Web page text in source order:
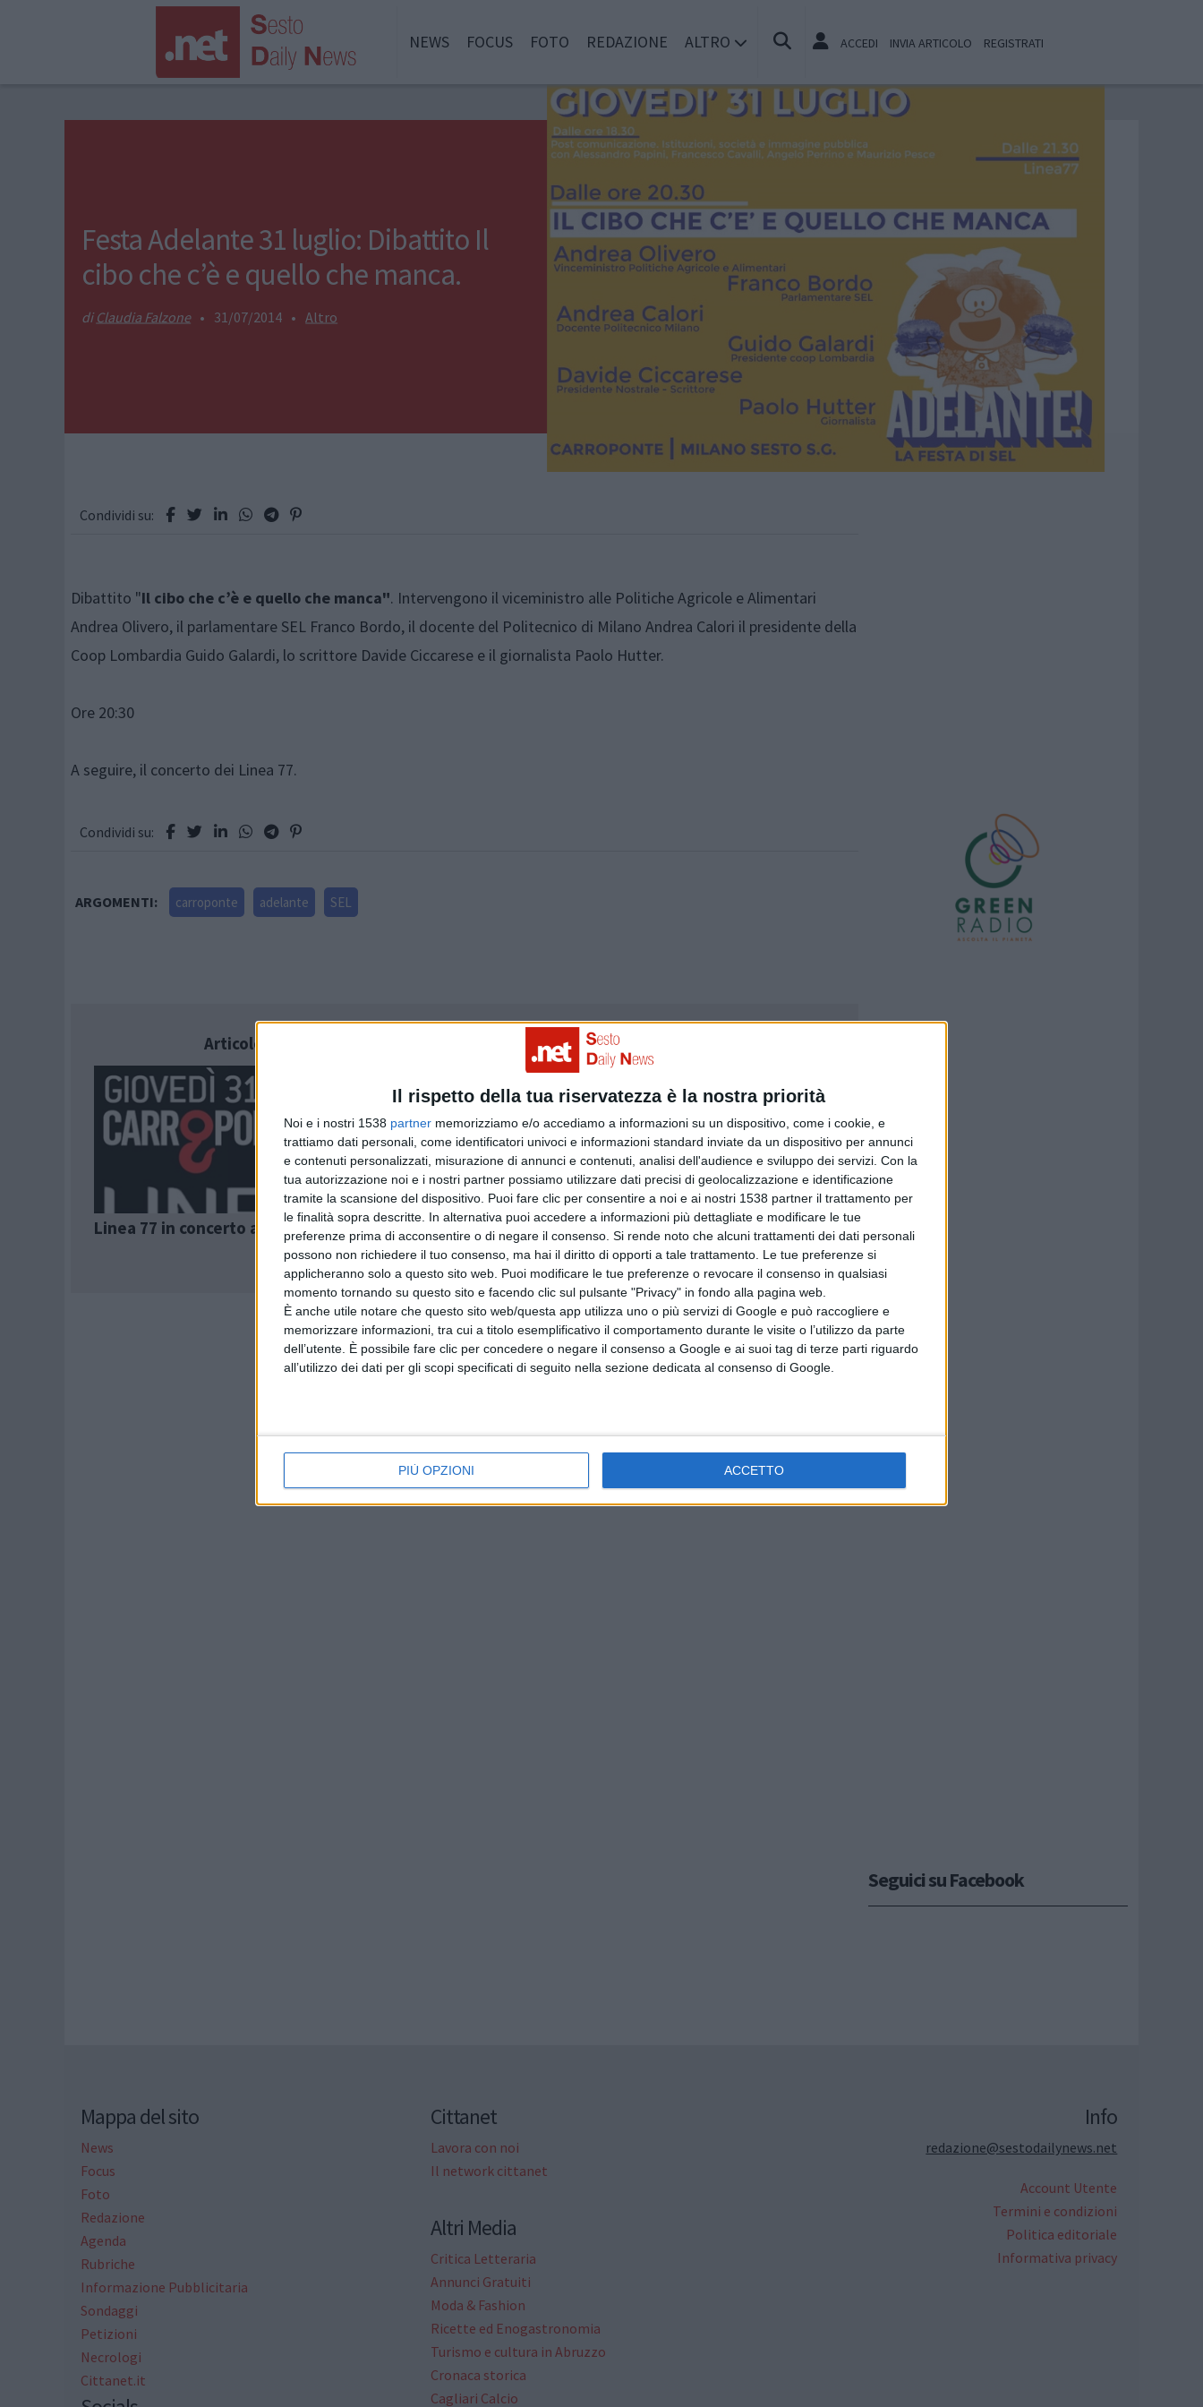
Il rispetto della tua riservatezza è la nostra priorità
Noi e i nostri 1538 partner memorizziamo e/o accediamo a informazioni su un dispositivo, come i cookie, e
trattiamo dati personali, come identificatori univoci e informazioni standard inviate da un dispositivo per annunci
e contenuti personalizzati, misurazione di annunci e contenuti, analisi dell'audience e sviluppo dei servizi. Con la
tua autorizzazione noi e i nostri partner possiamo utilizzare dati precisi di geolocalizzazione e identificazione
tramite la scansione del dispositivo. Puoi fare clic per consentire a noi e ai nostri 1538 partner il trattamento per
le finalità sopra descritte. In alternativa puoi accedere a informazioni più dettagliate e modificare le tue
preferenze prima di acconsentire o di negare il consenso. Si rende noto che alcuni trattamenti dei dati personali
possono non richiedere il tuo consenso, ma hai il diritto di opporti a tale trattamento. Le tue preferenze si
applicheranno solo a questo sito web. Puoi modificare le tue preferenze o revocare il consenso in qualsiasi
momento tornando su questo sito e facendo clic sul pulsante "Privacy" in fondo alla pagina web.
È anche utile notare che questo sito web/questa app utilizza uno o più servizi di Google e può raccogliere e
memorizzare informazioni, tra cui a titolo esemplificativo il comportamento durante le visite o l’utilizzo da parte
dell’utente. È possibile fare clic per concedere o negare il consenso a Google e ai suoi tag di terze parti riguardo
all’utilizzo dei dati per gli scopi specificati di seguito nella sezione dedicata al consenso di Google.
PIÙ OPZIONI ACCETTO
NEWS FOCUS FOTO REDAZIONE ALTRO ACCEDI INVIA ARTICOLO REGISTRATI
Festa Adelante 31 luglio: Dibattito Il
cibo che c’è e quello che manca.
Claudia Falzone • 31/07/2014 • Altro
Condividi su:
Dibattito "Il cibo che c’è e quello che manca". Intervengono il viceministro alle Politiche Agricole e Alimentari
Andrea Olivero, il parlamentare SEL Franco Bordo, il docente del Politecnico di Milano Andrea Calori il presidente della
Coop Lombardia Guido Galardi, lo scrittore Davide Ciccarese e il giornalista Paolo Hutter.
Ore 20:30
A seguire, il concerto dei Linea 77.
Condividi su:
ARGOMENTI: carroponte adelante SEL
Articolo successivo
Linea 77 in concerto al Carroponte
Articolo precedente
Festa Adelante 31 luglio: Post Comunicazione,
istruzioni, società e immagine pubblica.
Seguici su Facebook
Mappa del sito
News
Focus
Foto
Redazione
Agenda
Rubriche
Informazione Pubblicitaria
Sondaggi
Petizioni
Necrologi
Cittanet.it
Cittanet
Lavora con noi
Il network cittanet
Altri Media
Critica Letteraria
Annunci Gratuiti
Moda & Fashion
Ricette ed Enogastronomia
Turismo e cultura in Abruzzo
Cronaca storica
Cagliari Calcio
Info
redazione@sestodailynews.net
Account Utente
Termini e condizioni
Politica editoriale
Informativa privacy